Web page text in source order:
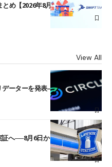
め【2026年8月最新】
View All
データーを発表――ブラックロッ
へ──8月6日からJPYCやUSDC対